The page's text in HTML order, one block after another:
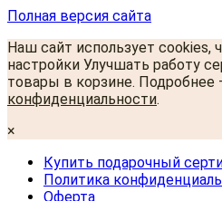
Полная версия сайта
Наш сайт использует cookies,
настройки Улучшать работу
товары в корзине. Подробнее
конфиденциальности.
×
Купить подарочный
Политика
Оферта